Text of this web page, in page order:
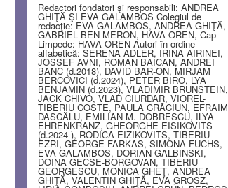
Redactori fondatori şi responsabili: ANDREA
GHIŢĂ ŞI EVA GALAMBOS Colegiul de
redacţie: EVA GALAMBOS, ANDREA GHIŢĂ,
GABRIEL BEN MERON, HAVA OREN, Cap
Limpede: HAVA OREN Autori în ordine
alfabetică: SERENA ADLER, IRINA AIRINEI,
JOSSEF AVNI, ROMAN BAICAN, ANDREI
BANC (d.2018), DAVID BAR-ON, MIRJAM
BERCOVICI (d.2024), PETER BIRO, LYA
BENJAMIN (d.2023), VLADIMIR BRUNSTEIN,
JACK CHIVO, VLAD CIURDAR, VIOREL-
TIBERIU COSTE, PAULA CRĂCIUN, EFRAIM
DASCĂLU, EMILIAN M. DOBRESCU, ILYA
EHRENKRANZ, GHEORGHE EISIKOVITS
(d.2024 ), RODICA EIZIKOVITS, TIBERIU
EZRI, GEORGE FARKAS, SIMONA FUCHS,
EVA GALAMBOS, DORIAN GALBINSKI,
DOINA GECSE-BORGOVAN, TIBERIU
GEORGESCU, MONICA GHEŢ, ANDREA
GHIŢĂ, VALENTIN GHIŢĂ, EVA GROSZ,